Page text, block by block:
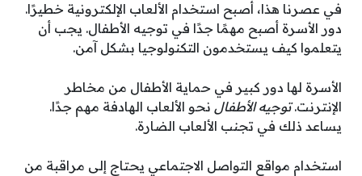
في عصرنا هذا، أصبح استخدام الألعاب الإلكترونية خطيرًا.
دور الأسرة أصبح مهمًا جدًا في توجيه الأطفال. يجب أن
يتعلموا كيف يستخدمون التكنولوجيا بشكل آمن.
الأسرة لها دور كبير في حماية الأطفال من مخاطر
الإنترنت.توجيه الأطفال نحو الألعاب الهادفة مهم جدًا.
يساعد ذلك في تجنب الألعاب الضارة.
استخدام مواقع التواصل الاجتماعي يحتاج إلى مراقبة من